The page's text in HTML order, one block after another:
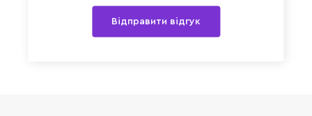
Відправити відгук